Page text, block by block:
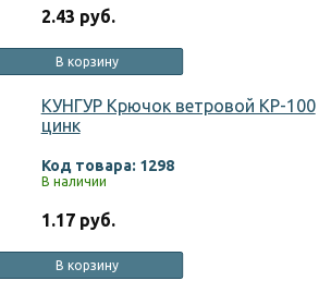
2.43 руб.
В корзину
КУНГУР Крючок ветровой КР-100
цинк
Код товара: 1298
В наличии
1.17 руб.
В корзину